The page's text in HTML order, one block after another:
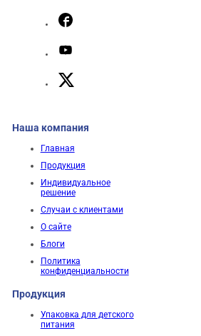
Наша компания
Главная
Продукция
Индивидуальное
решение
Случаи с клиентами
О сайте
Блоги
Политика
конфиденциальности
Продукция
Упаковка для детского
питания